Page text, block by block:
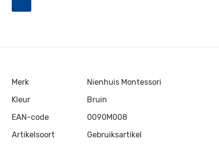
Merk
Nienhuis Montessori
Kleur
Bruin
EAN-code
0090M008
Artikelsoort
Gebruiksartikel